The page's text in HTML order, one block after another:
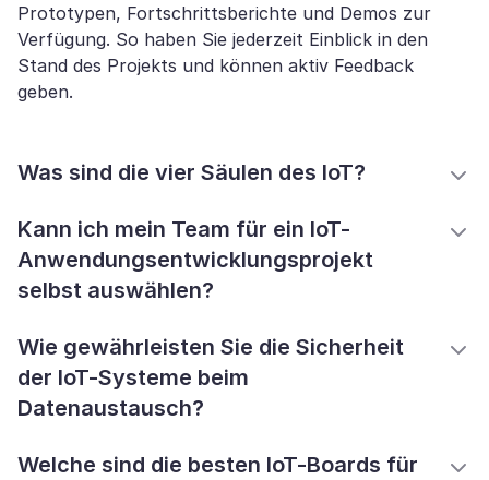
Prototypen, Fortschrittsberichte und Demos zur
Verfügung. So haben Sie jederzeit Einblick in den
Stand des Projekts und können aktiv Feedback
geben.
Was sind die vier Säulen des IoT?
Kann ich mein Team für ein IoT-
Anwendungsentwicklungsprojekt
selbst auswählen?
Wie gewährleisten Sie die Sicherheit
der IoT-Systeme beim
Datenaustausch?
Welche sind die besten IoT-Boards für